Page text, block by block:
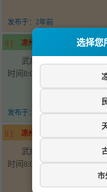
选择您
市
发布于： 2年前
凉州区-诊所招聘护士
武威城区诊所招聘护士
时间8:00-18:00，工资面议
发布于： 2年前
凉州区-招聘护士及医师
武威城区诊所招聘护士
时间8:00-18:00，工资面议